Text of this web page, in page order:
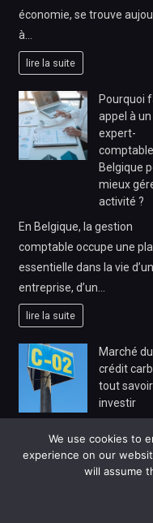
économie, se trouve
à…
lire la suite
Pourquoi
appel à un
expert-
Belgique
mieux
activité ?
En Belgique, la gestion
comptable occupe une
essentielle dans la vie
entreprise, d’un…
lire la suite
Marché du
crédit
tout
investir
représente aujourd’hui une
opportunité
unique qui conjugue
We use cookies to
experience on our
will assume